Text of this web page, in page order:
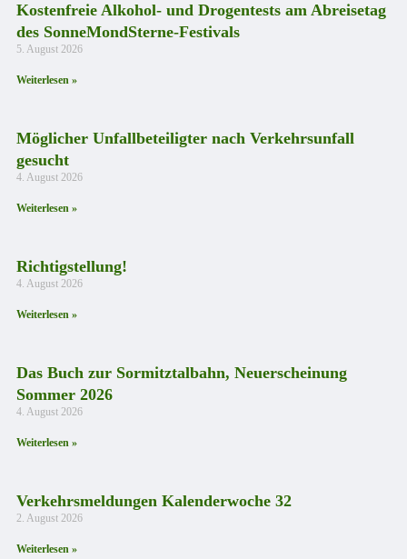
Kostenfreie Alkohol- und Drogentests am Abreisetag
des SonneMondSterne-Festivals
5. August 2026
Weiterlesen »
Möglicher Unfallbeteiligter nach Verkehrsunfall
gesucht
4. August 2026
Weiterlesen »
Richtigstellung!
4. August 2026
Weiterlesen »
Das Buch zur Sormitztalbahn, Neuerscheinung
Sommer 2026
4. August 2026
Weiterlesen »
Verkehrsmeldungen Kalenderwoche 32
2. August 2026
Weiterlesen »